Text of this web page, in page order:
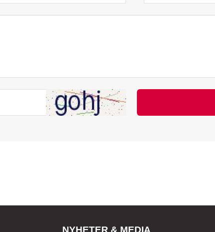
NYHETER & MEDIA